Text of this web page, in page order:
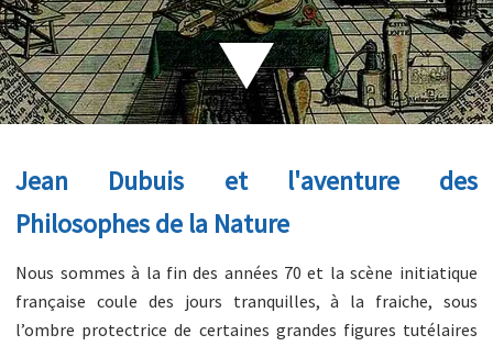
Jean Dubuis et l'aventure des
Philosophes de la Nature
Nous sommes à la fin des années 70 et la scène initiatique
française coule des jours tranquilles, à la fraiche, sous
l’ombre protectrice de certaines grandes figures tutélaires